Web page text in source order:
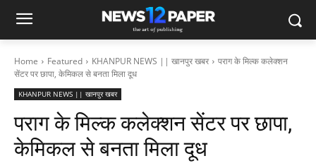
Home Featured KHANPUR NEWS || खानपुर खबर
पराग के मिल्क कलेक्शन
सेंटर पर छापा, केमिकल से बनता मिला दूध
KHANPUR NEWS || खानपुर खबर
पराग के मिल्क कलेक्शन सेंटर पर छापा,
केमिकल से बनता मिला दूध